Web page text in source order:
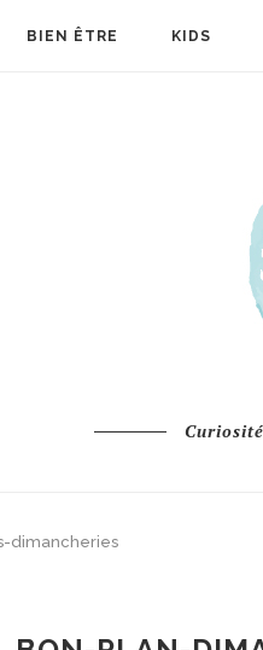
BIEN ÊTRE KIDS
dimancheries